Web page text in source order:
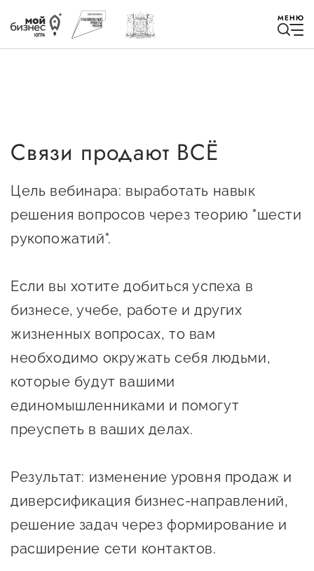
МЕНЮ
Избранное
Быть в курсе
Истории успеха
Новости
Онлайн-витрина продукции
Социальные сети "Мой
Бизнес Югра"
Меры поддержки
Имущественная поддержка
Консультационная поддержка
Образовательная поддержка
Связи продают ВСЁ
Цель вебинара: выработать навык
решения вопросов через теорию "шести
рукопожатий".
Если вы хотите добиться успеха в
бизнесе, учебе, работе и других
жизненных вопросах, то вам
необходимо окружать себя людьми,
которые будут вашими
единомышленниками и помогут
преуспеть в ваших делах.
Результат: изменение уровня продаж и
диверсификация бизнес-направлений,
решение задач через формирование и
расширение сети контактов.